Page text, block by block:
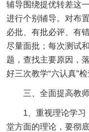
辅导围绕提优转差这
进行个别辅导。对布
必批、有批必评、有
尽量面批；每次测试
题，查找主要原因，
好三次教学“六认真”检
三、全面提高教
1、重视理论学习
堂方面的理论，要彻